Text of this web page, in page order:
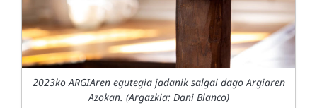
2023ko ARGIAren egutegia jadanik salgai dago Argiaren
Azokan. (Argazkia: Dani Blanco)